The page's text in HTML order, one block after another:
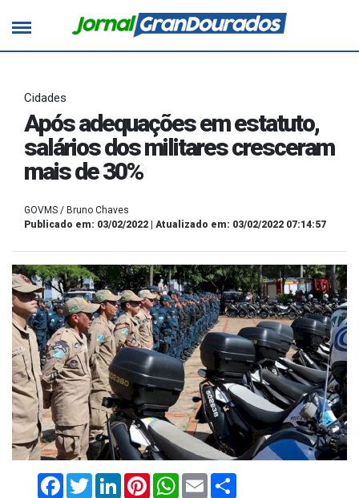
Cidades
Após adequações em estatuto,
salários dos militares cresceram
mais de 30%
GOVMS / Bruno Chaves
Publicado em: 03/02/2022 | Atualizado em: 03/02/2022 07:14:57
FacebookTwitterLinkedInPinterestWhatsApp
Email